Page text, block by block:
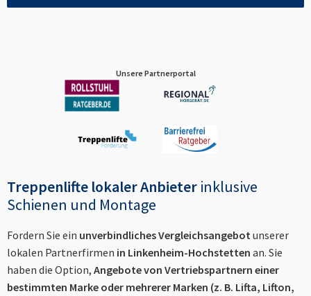
Unsere Partnerportal
Treppenlifte lokaler Anbieter inklusive
Schienen und Montage
Fordern Sie ein unverbindliches Vergleichsangebotunserer
lokalen Partnerfirmen in Linkenheim-Hochstetten an. Sie
haben die Option, Angebote von Vertriebspartnern einer
bestimmten Marke oder mehrerer Marken (z. B. Lifta, Lifton,